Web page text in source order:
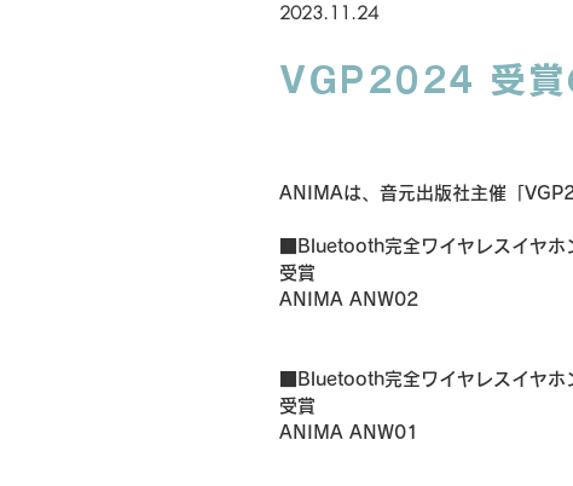
2023.11.24
VGP2024 受賞
ANIMAは、音元出版社主催「
■Bluetooth完全ワイヤレスイヤ
受賞
ANIMA ANW02
■Bluetooth完全ワイヤレスイヤ
受賞
ANIMA ANW01